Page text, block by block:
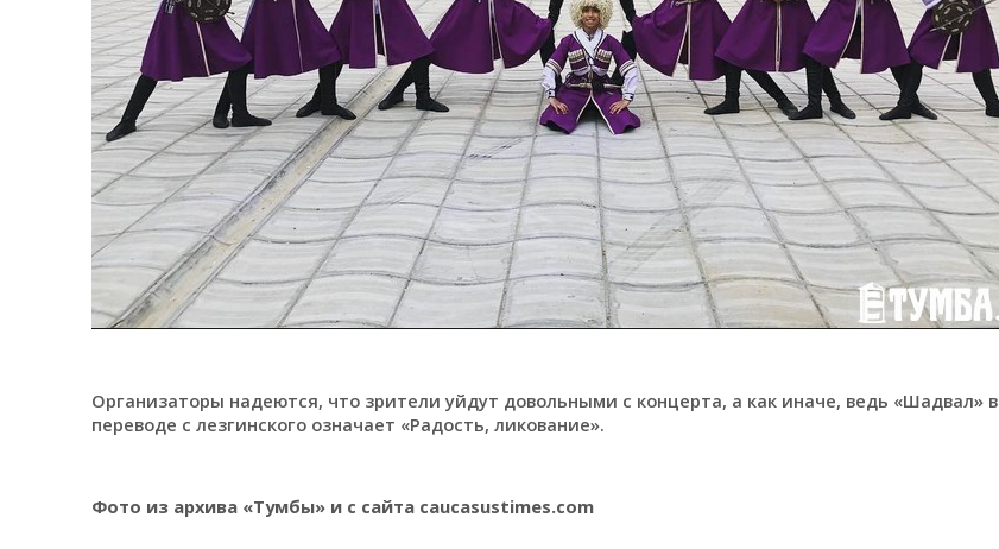
Организаторы надеются, что зрители уйдут довольными с концерта, а как иначе, ведь «Шадвал» в
переводе с лезгинского означает «Радость, ликование».
Фото из архива «Тумбы» и с сайта caucasustimes.com